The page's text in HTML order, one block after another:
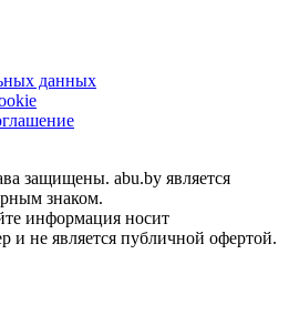
данных
защищены. abu.by является
знаком.
информация носит
и не является публичной офертой.